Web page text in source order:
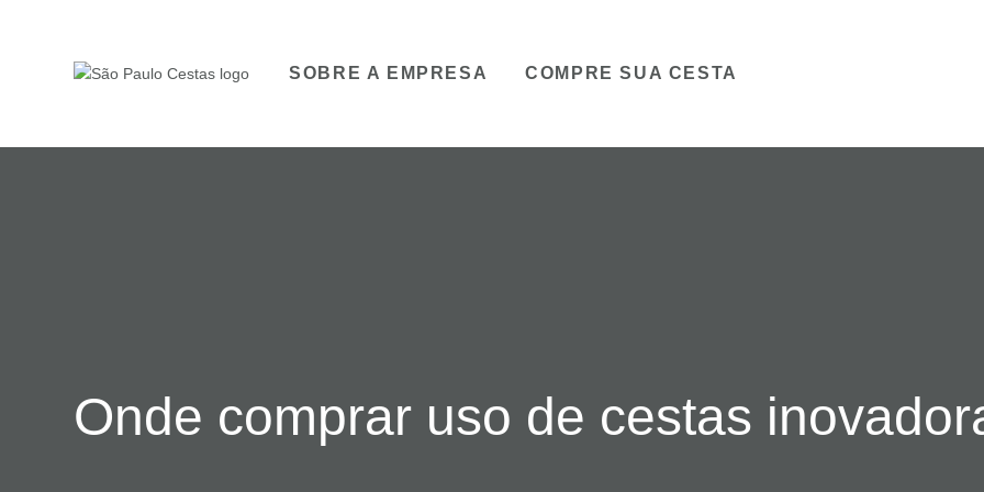
SOBRE A EMPRESA COMPRE SUA CESTA
Onde comprar uso de cestas